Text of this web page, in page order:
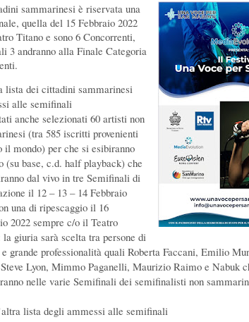
sammarinesi è riservata una
quella del 15 Febbraio 2022
Titano e sono 6 Concorrenti,
3 andranno alla Finale Categoria
lista dei cittadini sammarinesi
alle semifinali
anche selezionati 60 artisti non
(tra 585 iscritti provenienti
il mondo) per che si esibiranno
(su base, c.d. half playback) che
dal vivo in tre Semifinali di
il 12 – 13 – 14 Febbraio
una di ripescaggio il 16
2022 sempre c/o il Teatro
giuria sarà scelta tra persone di
grande professionalità quali Roberta Faccani, Emilio
Lyon, Mimmo Paganelli, Maurizio Raimo e Nabuk
nelle varie Semifinali dei semifinalisti non
lista degli ammessi alle semifinali